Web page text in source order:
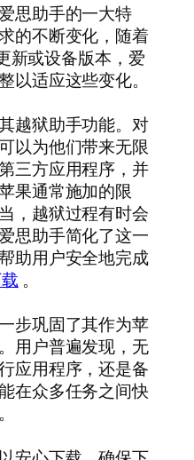
思助手的一大特
的不断变化，随着
新或设备版本，爱
以适应这些变化。
越狱助手功能。对
以为他们带来无限
三方应用程序，并
果通常施加的限
，越狱过程有时会
思助手简化了这一
助用户安全地完成
。
步巩固了其作为苹
用户普遍发现，无
应用程序，还是备
在众多任务之间快